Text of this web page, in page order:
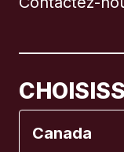
Canada